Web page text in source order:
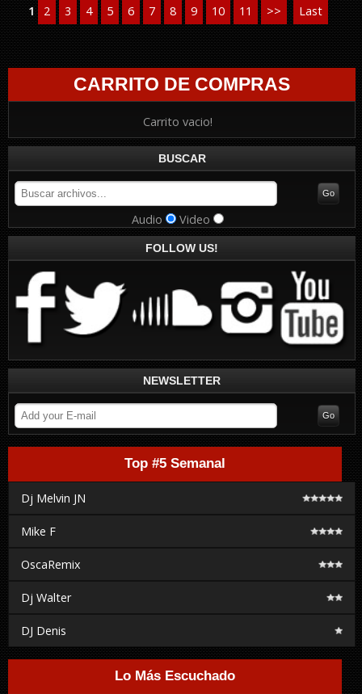
1 2 3 4 5 6 7 8 9 10 11 >> Last
CARRITO DE COMPRAS
Carrito vacio!
BUSCAR
Audio Video
FOLLOW US!
NEWSLETTER
Top #5 Semanal
Dj Melvin JN
Mike F
OscaRemix
Dj Walter
DJ Denis
Lo Más Escuchado